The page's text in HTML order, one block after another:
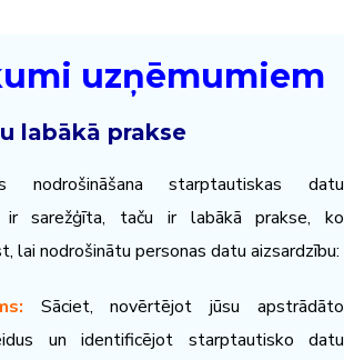
uzņēmumiem
labākā prakse
nodrošināšana starptautiskas datu
ir sarežģīta, taču ir labākā prakse, ko
lai nodrošinātu personas datu aizsardzību:
Sāciet, novērtējot jūsu apstrādāto
un identificējot starptautisko datu